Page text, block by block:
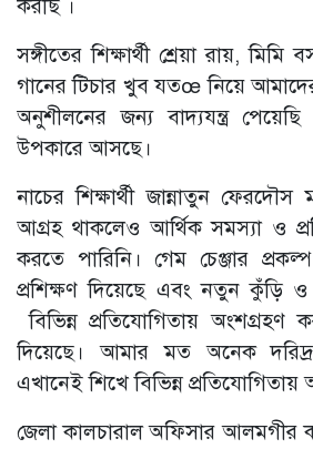
করছি ।
সঙ্গীতের শিক্ষার্থী শ্রেয়া রায়,
গানের টিচার খুব যতœ নিয়ে
অনুশীলনের জন্য বাদ্যযন্ত্র
উপকারে আসছে।
নাচের শিক্ষার্থী জান্নাতুন
আগ্রহ থাকলেও আর্থিক সমস্যা ও
করতে পারিনি। গেম চেঞ্জার
প্রশিক্ষণ দিয়েছে এবং নতুন কুঁড়ি ও
বিভিন্ন প্রতিযোগিতায় অংশগ্রহণ
দিয়েছে। আমার মত অনেক দরিদ্র
এখানেই শিখে বিভিন্ন প্রতিযোগিতায়
জেলা কালচারাল অফিসার আলমগীর